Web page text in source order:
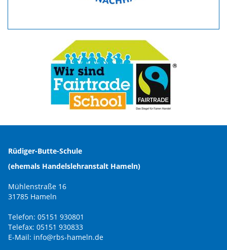
Rüdiger-Butte-Schule
(ehemals Handelslehranstalt Hameln)
Mühlenstraße 16
31785 Hameln
Telefon: 05151 930801
Telefax: 05151 930833
E-Mail: info@rbs-hameln.de